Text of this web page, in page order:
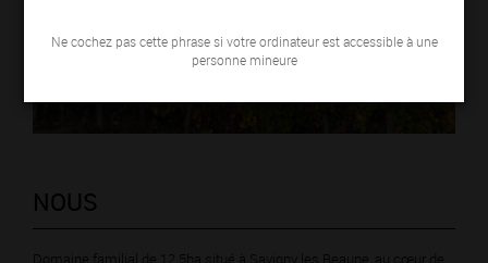
Ne cochez pas cette phrase si votre ordinateur est accessible à une
personne mineure
NOUS
Domaine familial de 12.5ha situé à Savigny les Beaune, au cœur de